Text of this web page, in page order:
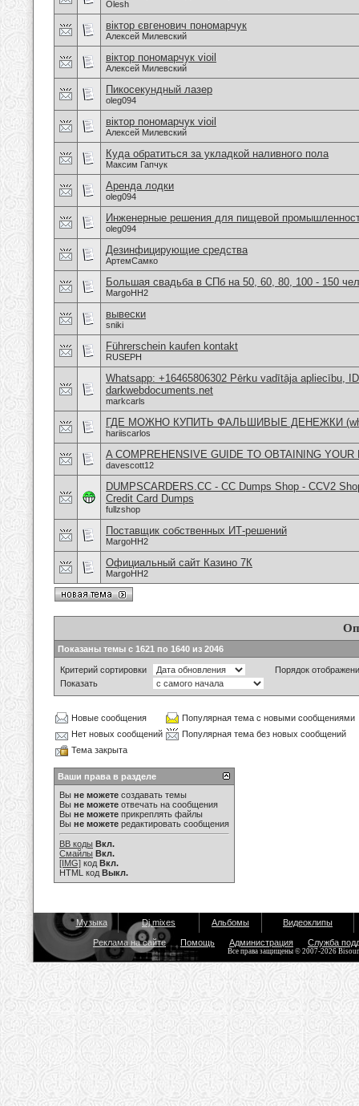
Olesh
віктор євгенович пономарчук
Алексей Милевский
віктор пономарчук vioil
Алексей Милевский
Пикосекундный лазер
oleg094
віктор пономарчук vioil
Алексей Милевский
Куда обратиться за укладкой наливного пола
Максим Гапчук
Аренда лодки
oleg094
Инженерные решения для пищевой
oleg094
Дезинфицирующие средства
АртемСамко
Большая свадьба в СПб на 50, 60, 80, 100 - 150
MargoHH2
вывески
sniki
Führerschein kaufen kontakt
RUSEPH
Whatsapp: +16465806302 Pērku vadītāja apliecību,
darkwebdocuments.net
markcarls
ГДЕ МОЖНО КУПИТЬ ФАЛЬШИВЫЕ ДЕНЕЖКИ
hariiscarlos
A COMPREHENSIVE GUIDE TO OBTAINING YOUR
davescott12
DUMPSCARDERS.CC - CC Dumps Shop - CCV2
Credit Card Dumps
fullzshop
Поставщик собственных ИТ-решений
MargoHH2
Официальный сайт Казино 7К
MargoHH2
Показаны темы с 1621 по 1640 из 2046
Критерий сортировки
Порядок
Показать
Новые сообщения
Популярная тема с новыми сообщениями
Нет новых сообщений
Популярная тема без новых сообщений
Тема закрыта
Ваши права в разделе
Вы не можете создавать темы
Вы не можете отвечать на сообщения
Вы не можете прикреплять файлы
Вы не можете редактировать сообщения
BB коды Вкл.
Смайлы Вкл.
[IMG] код Вкл.
HTML код Выкл.
Музыка Dj mixes Альбомы Видеоклипы
Реклама на сайте Помощь Администрация Служба
Все права защищены © 2007-2026